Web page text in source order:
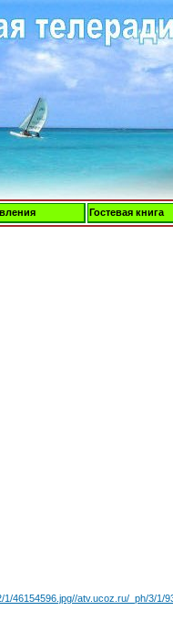
Гостевая книга
1/46154596.jpg//atv.ucoz.ru/_ph/3/1/